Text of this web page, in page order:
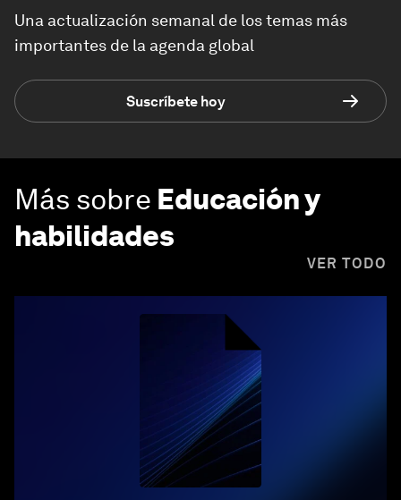
Una actualización semanal de los temas más
importantes de la agenda global
Suscríbete hoy
Más sobre Educación y
habilidades
VER TODO